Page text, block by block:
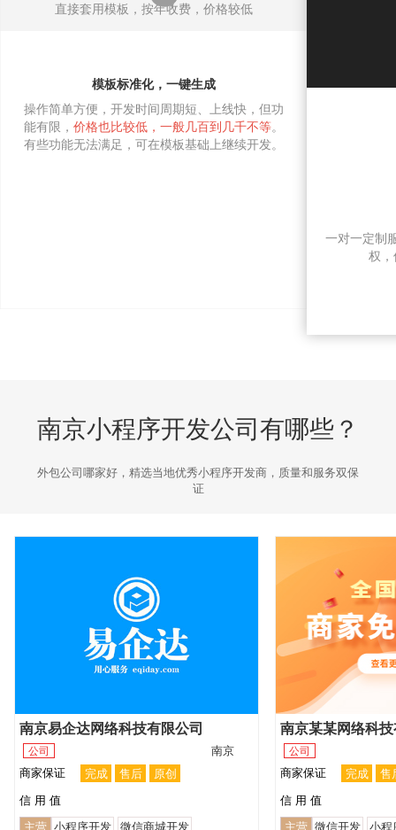
直接套用模板，按年收费，价格较低
模板标准化，一键生成
操作简单方便，开发时间周期短、上线快，但功
能有限， 价格也比较低，一般几百到几千不等。
有些功能无法满足，可在模板基础上继续开发。
一对一定制
权，
南京小程序开发公司有哪些？
外包公司哪家好，精选当地优秀小程序开发商，质量和服务双保
证
南京易企达网络科技有限公司
公司
南京
商家保证
完成 售后
原创
信 用 值
主营 小程序开发
微信商城开发
南京某某网络科
公司
商家保证 完成
售
信 用 值
主营 微信开发 小程